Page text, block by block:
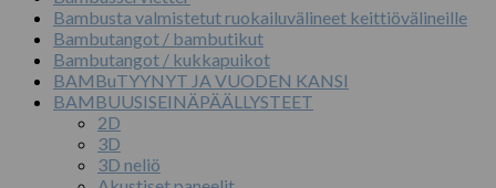
Bambusta valmistetut ruokailuvälineet keittiövälineille
Bambutangot / bambutikut
Bambutangot / kukkapuikot
BAMBuTYYNYT JA VUODEN KANSI
BAMBUUSISEINÄPÄÄLLYSTEET
2D
3D
3D neliö